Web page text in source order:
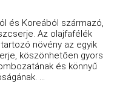
és Koreából származó,
Az olajfafélék
növény az egyik
köszönhetően gyors
és könnyű
...